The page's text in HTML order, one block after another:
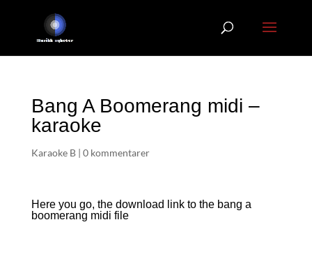
Bang A Boomerang midi –
karaoke
Karaoke B| 0 kommentarer
Here you go, the download link to the bang a
boomerang midi file